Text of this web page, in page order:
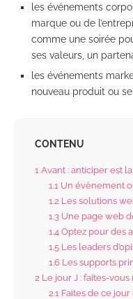
les événements
marque ou de
comme une soirée
ses valeurs, un
les événements
nouveau produit ou
CONTENU
1Avant : anticiper est
1.1Un évènement
1.2Les solutions
1.3Une page web
1.4Optez pour des
1.5Les leaders
1.6Les supports
2 Le jour J : faites-
2.1Faites de ce